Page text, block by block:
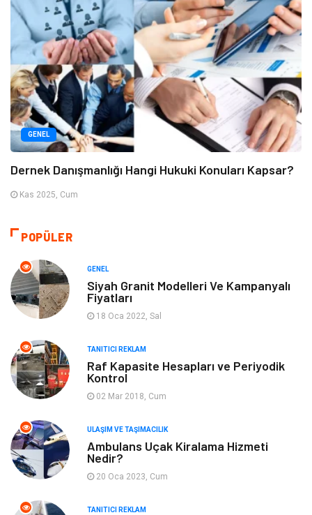
GENEL
Dernek Danışmanlığı Hangi Hukuki Konuları Kapsar?
Kas 2025, Cum
POPÜLER
GENEL
Siyah Granit Modelleri Ve Kampanyalı
Fiyatları
18 Oca 2022, Sal
TANITICI REKLAM
Raf Kapasite Hesapları ve Periyodik
Kontrol
02 Mar 2018, Cum
ULAŞIM VE TAŞIMACILIK
Ambulans Uçak Kiralama Hizmeti
Nedir?
20 Oca 2023, Cum
TANITICI REKLAM